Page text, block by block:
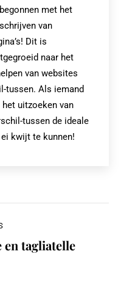
met het
van
Dit is
naar het
van websites
tussen. Als iemand
uitzoeken van
tussen de ideale
kwijt te kunnen!
en tagliatelle